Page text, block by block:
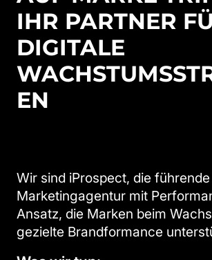
IHR PARTNER
DIGITALE
EN
Wir sind iProspect, die
Marketingagentur mit
Ansatz, die Marken beim
gezielte Brandformance